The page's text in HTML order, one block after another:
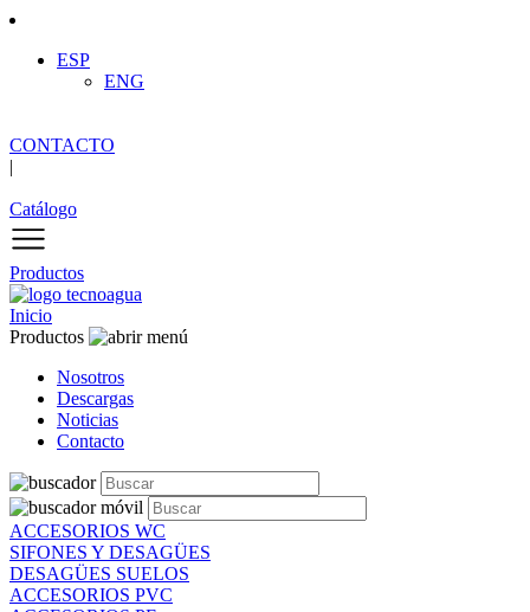
ESP
ENG
CONTACTO
|
Catálogo
Productos
Inicio
Productos
Nosotros
Descargas
Noticias
Contacto
ACCESORIOS WC
SIFONES Y DESAGÜES
DESAGÜES SUELOS
ACCESORIOS PVC